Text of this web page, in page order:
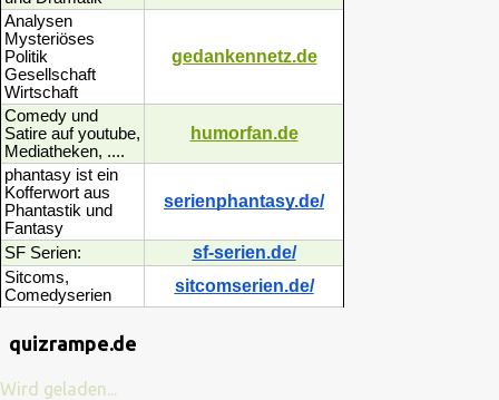
Analysen
Mysteriöses
Politik
Gesellschaft
Wirtschaft
gedankennetz.de
Comedy und
Satire auf youtube,
Mediatheken, ....
humorfan.de
phantasy ist ein
Kofferwort aus
Phantastik und
Fantasy
serienphantasy.de/
SF Serien: sf-serien.de/
Sitcoms,
Comedyserien
sitcomserien.de/
quizrampe.de
Wird geladen...